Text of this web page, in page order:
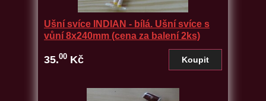
Ušní svíce INDIAN - bílá. Ušní svíce s
vůní 8x240mm (cena za balení 2ks)
35.00 Kč